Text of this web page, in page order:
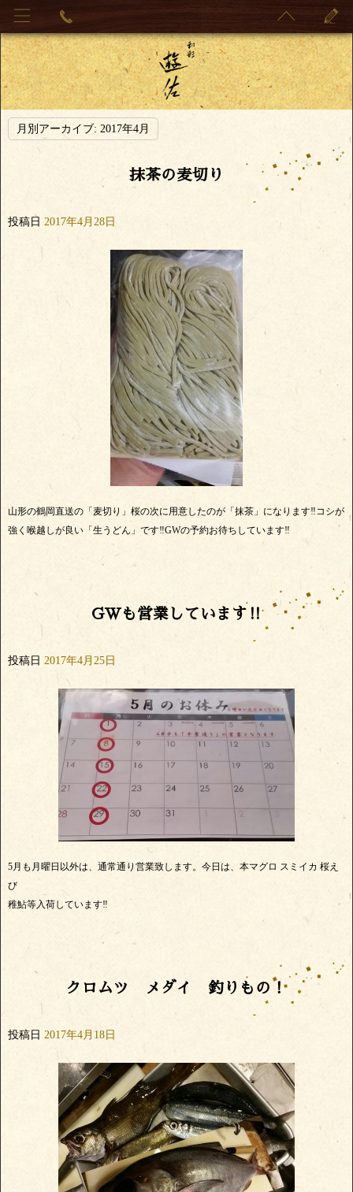
月別アーカイブ: 2017年4月
抹茶の麦切り
投稿日 2017年4月28日
山形の鶴岡直送の「麦切り」桜の次に用意したのが「抹茶」になります‼コシが
強く喉越しが良い「生うどん」です‼GWの予約お待ちしています‼
GWも営業しています‼
投稿日 2017年4月25日
5月も月曜日以外は、通常通り営業致します。今日は、本マグロ スミイカ 桜え
び
稚鮎等入荷しています‼
クロムツ メダイ 釣りもの！
投稿日 2017年4月18日